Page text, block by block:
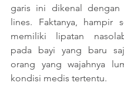
garis ini dikenal dengan
lines. Faktanya, hampir
memiliki lipatan
pada bayi yang baru
orang yang wajahnya
kondisi medis tertentu.